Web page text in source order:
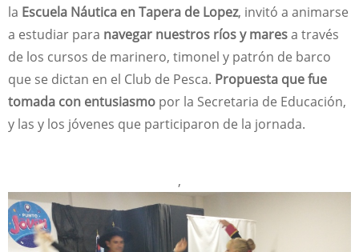
la Escuela Náutica en Tapera de Lopez, invitó a animarse
a estudiar para navegar nuestros ríos y maresa través
de los cursos de marinero, timonel y patrón de barco
que se dictan en el Club de Pesca. Propuesta que fue
tomada con entusiasmo por la Secretaria de Educación,
y las y los jóvenes que participaron de la jornada.
,